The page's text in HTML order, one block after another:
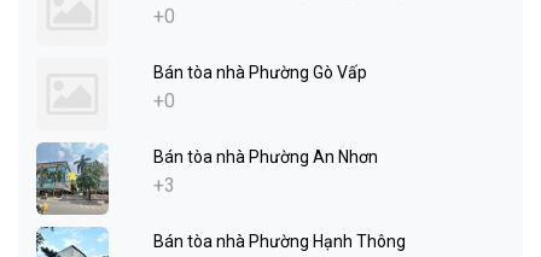
+0
Bán tòa nhà Phường Gò Vấp
+0
Bán tòa nhà Phường An Nhơn
+3
Bán tòa nhà Phường Hạnh Thông